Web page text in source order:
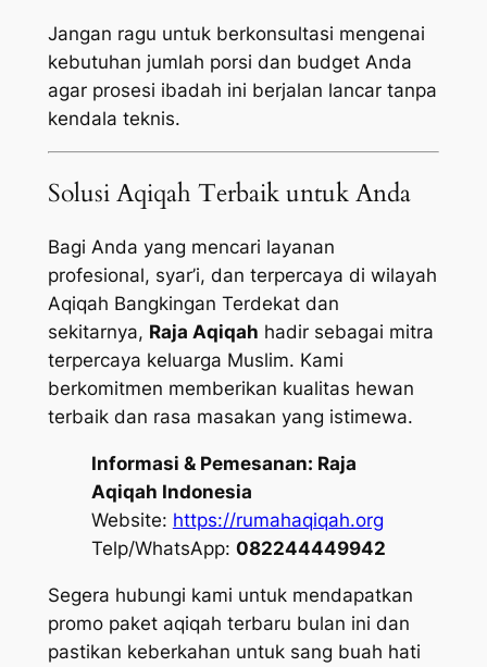
Jangan ragu untuk berkonsultasi mengenai
kebutuhan jumlah porsi dan budget Anda
agar prosesi ibadah ini berjalan lancar tanpa
kendala teknis.
Solusi Aqiqah Terbaik untuk Anda
Bagi Anda yang mencari layanan
profesional, syar’i, dan terpercaya di wilayah
Aqiqah Bangkingan Terdekat dan
sekitarnya, Raja Aqiqah hadir sebagai mitra
terpercaya keluarga Muslim. Kami
berkomitmen memberikan kualitas hewan
terbaik dan rasa masakan yang istimewa.
Informasi & Pemesanan: Raja
Aqiqah Indonesia
Website: https://rumahaqiqah.org
Telp/WhatsApp: 082244449942
Segera hubungi kami untuk mendapatkan
promo paket aqiqah terbaru bulan ini dan
pastikan keberkahan untuk sang buah hati